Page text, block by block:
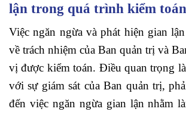
lận trong quá trình kiểm toán
Việc ngăn ngừa và phát hiện gian
về trách nhiệm của Ban quản trị và
vị được kiểm toán. Điều quan trọng
với sự giám sát của Ban quản trị,
đến việc ngăn ngừa gian lận nhằm